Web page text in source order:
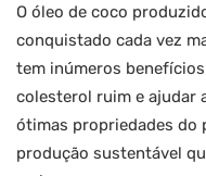
O óleo de coco
conquistado cada vez
tem inúmeros
colesterol ruim e ajudar
ótimas propriedades do
produção sustentável